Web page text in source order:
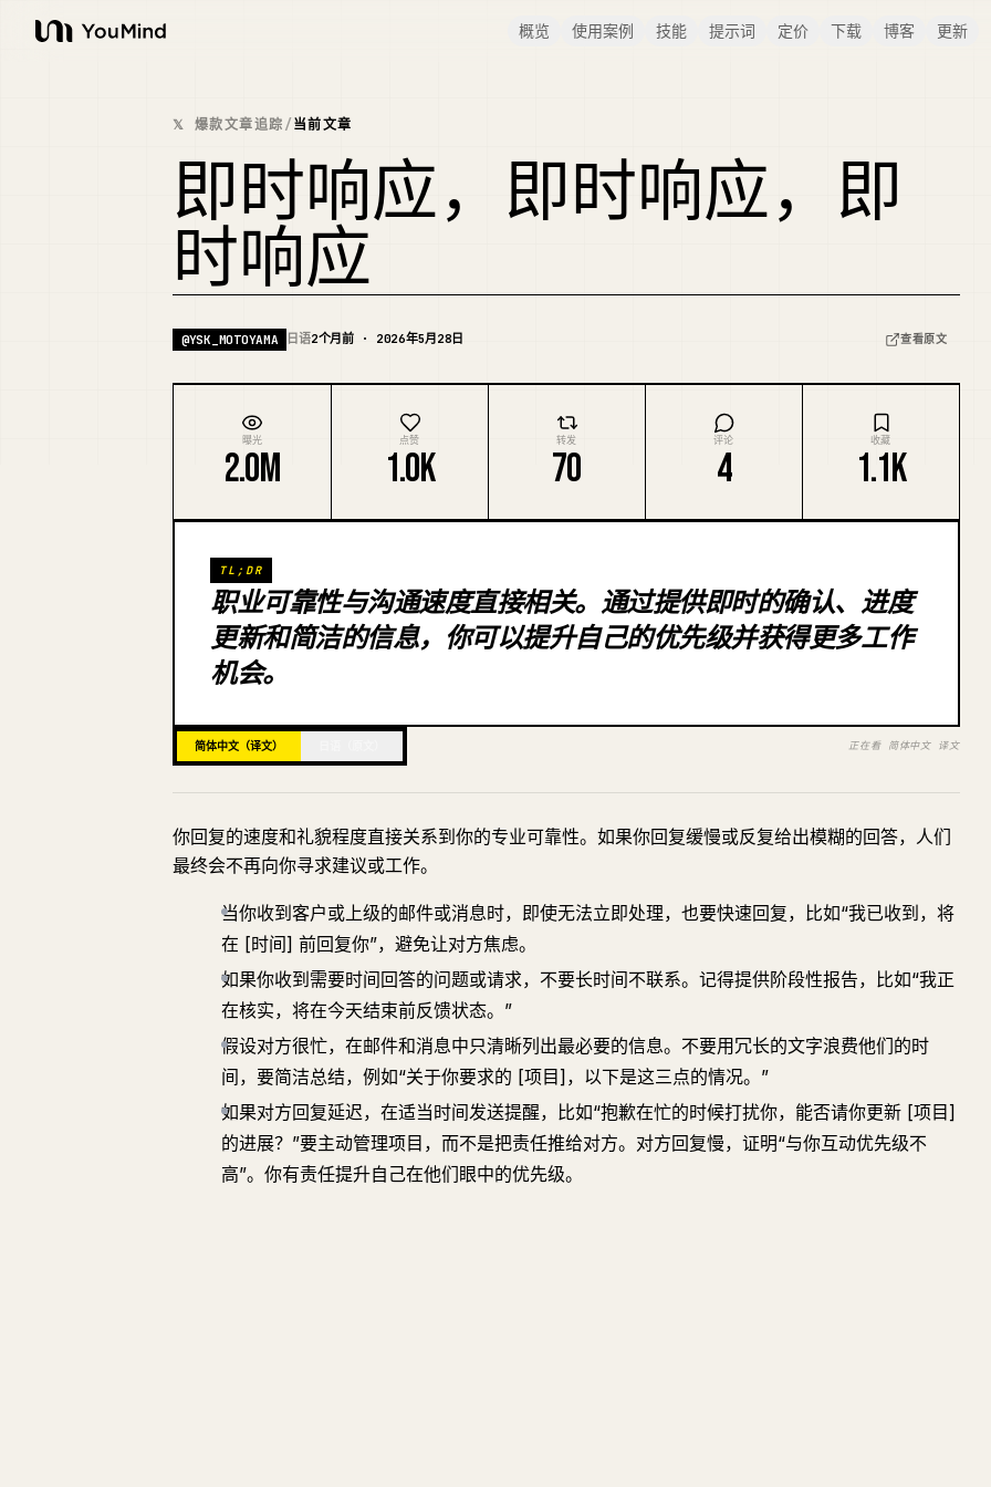
YouMind
概览 使用案例 技能 提示词 定价 下载 博客 更新
𝕏 爆款文章追踪/当前文章
即时响应，即时响应，即
时响应
@YSK_MOTOYAMA 日语2个月前 · 2026年5月28日 查看原文
曝光
2.0M
点赞
1.0K
转发
70
评论
4
收藏
1.1K
TL;DR
职业可靠性与沟通速度直接相关。通过提供即时的确认、进度
更新和简洁的信息，你可以提升自己的优先级并获得更多工作
机会。
简体中文（译文） 正在看 简体中文 译文
你回复的速度和礼貌程度直接关系到你的专业可靠性。如果你回复缓慢或反复给出模糊的回答，人们
最终会不再向你寻求建议或工作。
当你收到客户或上级的邮件或消息时，即使无法立即处理，也要快速回复，比如“我已收到，将
在 [时间] 前回复你”，避免让对方焦虑。
如果你收到需要时间回答的问题或请求，不要长时间不联系。记得提供阶段性报告，比如“我正
在核实，将在今天结束前反馈状态。”
假设对方很忙，在邮件和消息中只清晰列出最必要的信息。不要用冗长的文字浪费他们的时
间，要简洁总结，例如“关于你要求的 [项目]，以下是这三点的情况。”
如果对方回复延迟，在适当时间发送提醒，比如“抱歉在忙的时候打扰你，能否请你更新 [项目]
的进展？”要主动管理项目，而不是把责任推给对方。对方回复慢，证明“与你互动优先级不
高”。你有责任提升自己在他们眼中的优先级。